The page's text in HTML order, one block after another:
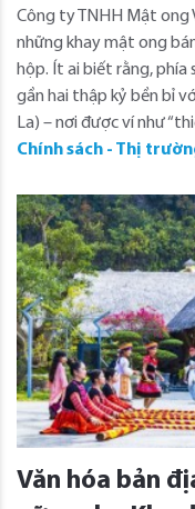
Công ty TNHH Mật ong
những khay mật ong
hộp. Ít ai biết rằng, phía
gần hai thập kỷ bền bỉ
La) – nơi được ví như
Chính sách - Thị
Văn hóa bản